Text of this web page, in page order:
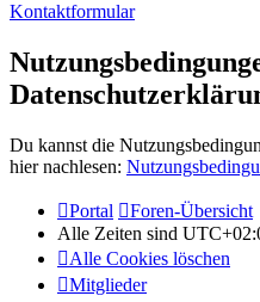
Kontaktformular
Du kannst die
hier nachlesen:
Portal
Foren-Übersicht
Alle Zeiten sind
Alle Cookies löschen
Mitglieder